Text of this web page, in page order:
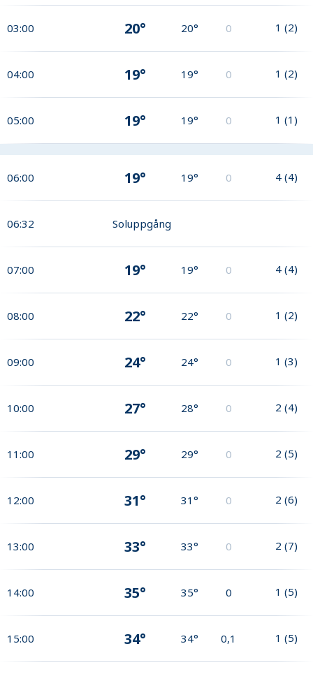
03:00 20° 20° 0 1 (2)
04:00 19° 19° 0 1 (2)
05:00 19° 19° 0 1 (1)
06:00 19° 19° 0 4 (4)
06:32 Soluppgång
07:00 19° 19° 0 4 (4)
08:00 22° 22° 0 1 (2)
09:00 24° 24° 0 1 (3)
10:00 27° 28° 0 2 (4)
11:00 29° 29° 0 2 (5)
12:00 31° 31° 0 2 (6)
13:00 33° 33° 0 2 (7)
14:00 35° 35° 0 1 (5)
15:00 34° 34° 0,1 1 (5)